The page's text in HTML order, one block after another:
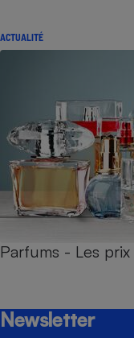
ACTUALITÉ
Parfums - Les prix
Newsletter